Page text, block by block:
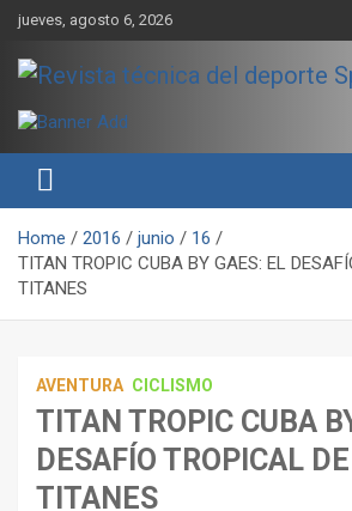
Skip
content
jueves, agosto 6, 2026
Revista técnica del
Sport Training
rendimiento, nutrición y entrenamiento.
Home 2016 junio
16
TITAN TROPIC CUBA BY GAES: EL
TITANES
AVENTURA CICLISMO
TITAN TROPIC CUBA
DESAFÍO TROPICAL
TITANES